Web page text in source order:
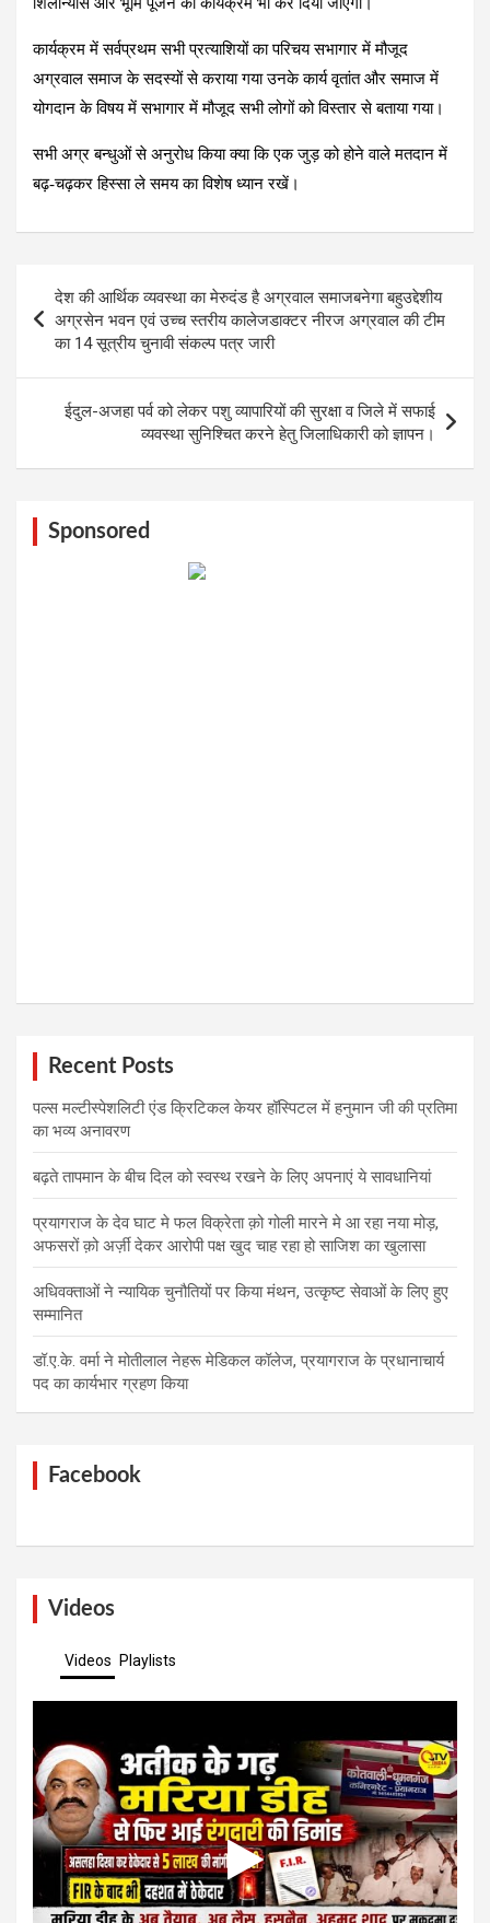
कार्यक्रम में सर्वप्रथम सभी प्रत्याशियों का परिचय सभागार में मौजूद
अग्रवाल समाज के सदस्यों से कराया गया उनके कार्य वृतांत और समाज में
योगदान के विषय में सभागार में मौजूद सभी लोगों को विस्तार से बताया गया।
सभी अग्र बन्धुओं से अनुरोध किया क्या कि एक जुड़ को होने वाले मतदान में
बढ़-चढ़कर हिस्सा ले समय का विशेष ध्यान रखें।
navigation
देश की आर्थिक व्यवस्था का मेरुदंड है अग्रवाल समाजबनेगा बहुउद्देशीय
अग्रसेन भवन एवं उच्च स्तरीय कालेजडाक्टर नीरज अग्रवाल की टीम
का 14 सूत्रीय चुनावी संकल्प पत्र जारी
ईदुल-अजहा पर्व को लेकर पशु व्यापारियों की सुरक्षा व जिले में सफाई
व्यवस्था सुनिश्चित करने हेतु जिलाधिकारी को ज्ञापन।
Sponsored
Recent Posts
पल्स मल्टीस्पेशलिटी एंड क्रिटिकल केयर हॉस्पिटल में हनुमान जी की प्रतिमा
का भव्य अनावरण
बढ़ते तापमान के बीच दिल को स्वस्थ रखने के लिए अपनाएं ये सावधानियां
प्रयागराज के देव घाट मे फल विक्रेता क़ो गोली मारने मे आ रहा नया मोड़,
अफसरों क़ो अर्ज़ी देकर आरोपी पक्ष खुद चाह रहा हो साजिश का खुलासा
अधिवक्ताओं ने न्यायिक चुनौतियों पर किया मंथन, उत्कृष्ट सेवाओं के लिए हुए
सम्मानित
डॉ.ए.के. वर्मा ने मोतीलाल नेहरू मेडिकल कॉलेज, प्रयागराज के प्रधानाचार्य
पद का कार्यभार ग्रहण किया
Facebook
Videos
Videos Playlists